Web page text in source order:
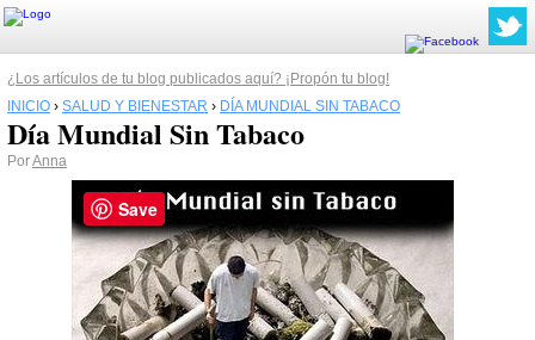
¿Los artículos de tu blog publicados aquí? ¡Propón tu blog!
INICIO › SALUD Y BIENESTAR › DÍA MUNDIAL SIN TABACO
Día Mundial Sin Tabaco
PorAnna
Save